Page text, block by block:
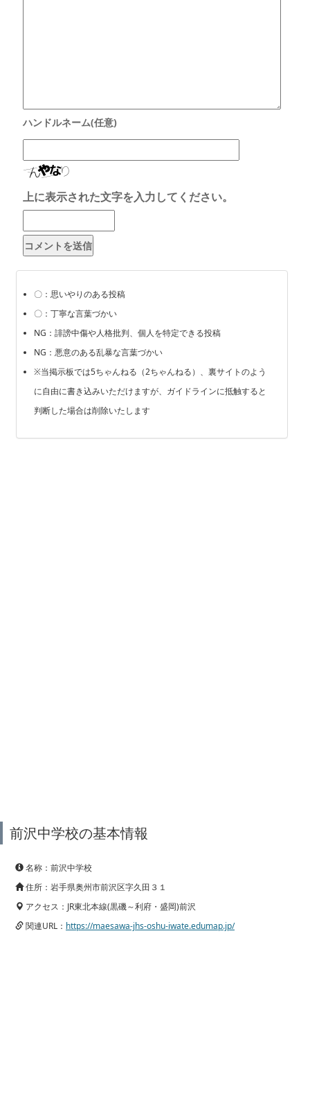
上に表示された文字を入力してください。
〇：思いやりのある投稿
〇：丁寧な言葉づかい
NG：誹謗中傷や人格批判、個人を特定できる投稿
NG：悪意のある乱暴な言葉づかい
※当掲示板では5ちゃんねる（2ちゃんねる）、裏サイトのよう
に自由に書き込みいただけますが、ガイドラインに抵触すると
判断した場合は削除いたします
前沢中学校の基本情報
名称：前沢中学校
住所：岩手県奥州市前沢区字久田３１
アクセス：JR東北本線(黒磯～利府・盛岡)前沢
関連URL： https://maesawa-jhs-oshu-iwate.edumap.jp/